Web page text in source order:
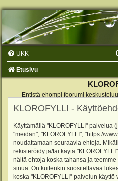
UKK
Etusivu
Entistä ehompi foorumi
KLOROFYLLI -
Käyttämällä "KLOROFYLLI" palvelua
"meidän", "KLOROFYLLI", "https://
noudattamaan seuraavia ehtoja.
rekisteröidy ja/tai käytä
näitä ehtoja koska tahansa ja
sinua. On kuitenkin suositeltavaa
koska "KLOROFYLLI"-palvelun